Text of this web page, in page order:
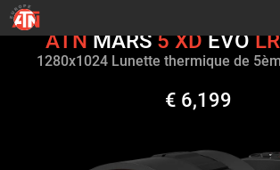
ATNMARS5 XDEVO
1280х1024 Lunette thermique de
€ 6,199